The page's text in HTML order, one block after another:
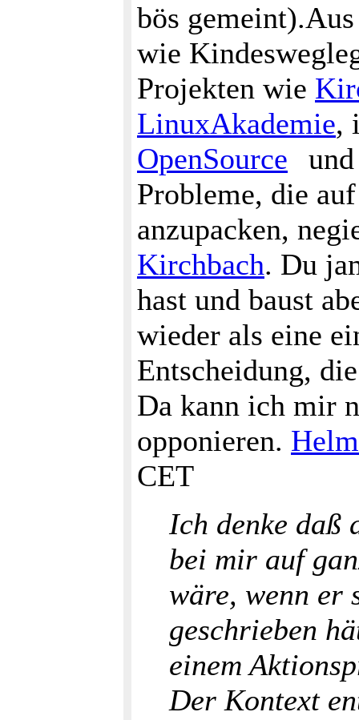
bös
wie
Projekten wie
LinuxAkademie,
OpenSource
Probleme, die
anzupacken,
Kirchbach. Du
hast und baust
wieder als eine
Entscheidung,
Da kann ich mir
opponieren.
CET
Ich denke daß
bei mir auf
wäre, wenn
geschrieben
einem
Der Kontext